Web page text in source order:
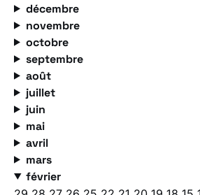
décembre
novembre
octobre
septembre
août
juillet
juin
mai
avril
mars
février